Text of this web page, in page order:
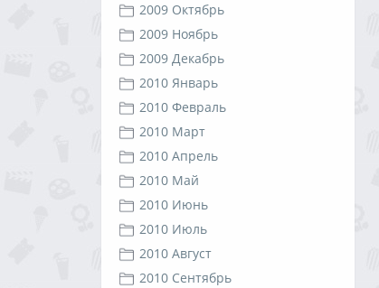
2009 Октябрь
2009 Ноябрь
2009 Декабрь
2010 Январь
2010 Февраль
2010 Март
2010 Апрель
2010 Май
2010 Июнь
2010 Июль
2010 Август
2010 Сентябрь